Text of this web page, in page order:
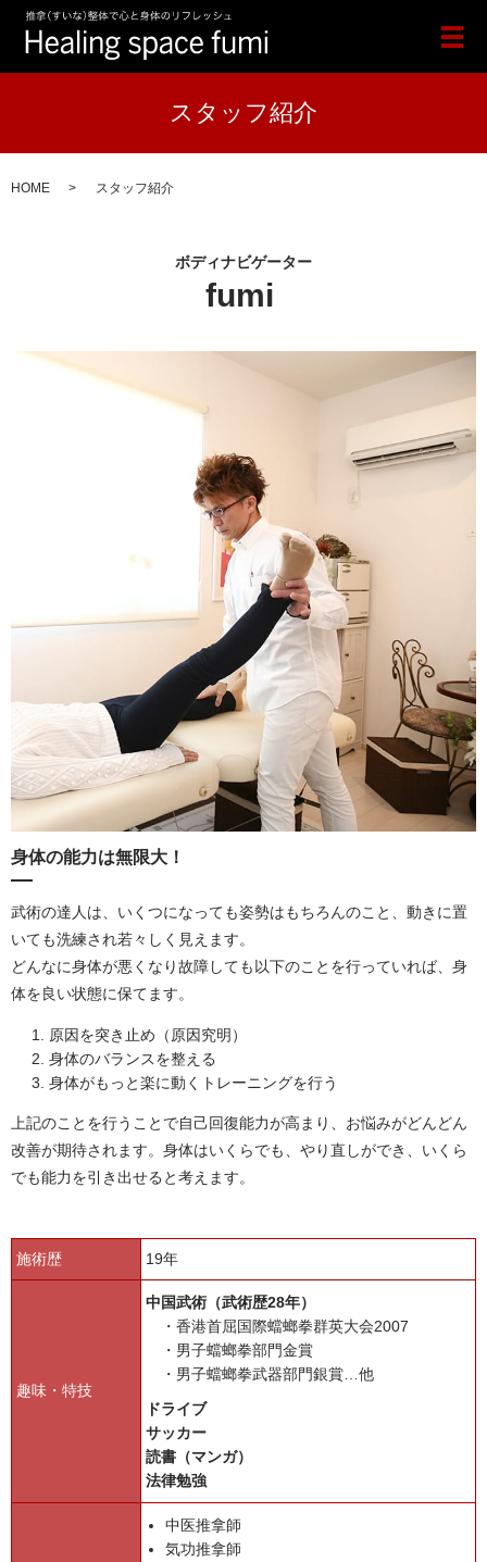
メ
スタッフ紹介
HOME スタッフ紹介
ボディナビゲーター
fumi
身体の能力は無限大！
武術の達人は、いくつになっても姿勢はもちろんのこと、動きに置
いても洗練され若々しく見えます。
どんなに身体が悪くなり故障しても以下のことを行っていれば、身
体を良い状態に保てます。
原因を突き止め（原因究明）
身体のバランスを整える
身体がもっと楽に動くトレーニングを行う
上記のことを行うことで自己回復能力が高まり、お悩みがどんどん
改善が期待されます。身体はいくらでも、やり直しができ、いくら
でも能力を引き出せると考えます。
施術歴 19年
趣味・特技
中国武術（武術歴28年）
香港首屈国際蟷螂拳群英大会2007
男子蟷螂拳部門金賞
男子蟷螂拳武器部門銀賞…他
ドライブ
サッカー
読書（マンガ）
法律勉強
中医推拿師
気功推拿師